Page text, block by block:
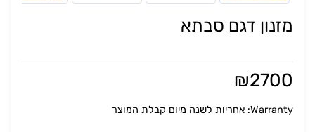
מזנון דגם סבתא
₪2700
Warranty: אחריות לשנה מיום קבלת המוצר